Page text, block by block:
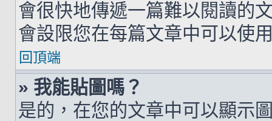
會很快地傳遞一篇難以閱讀的
會設限您在每篇文章中可以使
回頂端
» 我能貼圖嗎？
是的，在您的文章中可以顯示